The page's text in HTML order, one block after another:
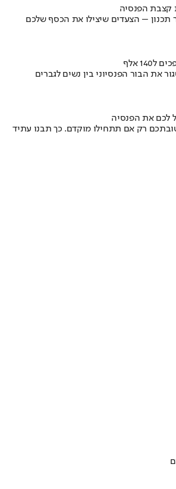
קצבת הפנסיה
תכנון – הצעדים שיצילו את הכסף שלכם
את הבור הפנסיוני בין נשים לגברים
לכם את הפנסיה
רק אם תתחילו מוקדם. כך תבנו עתיד